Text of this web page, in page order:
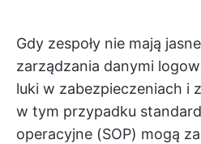
Gdy zespoły nie mają
zarządzania danymi
luki w zabezpieczeniach i
w tym przypadku
operacyjne (SOP) mogą